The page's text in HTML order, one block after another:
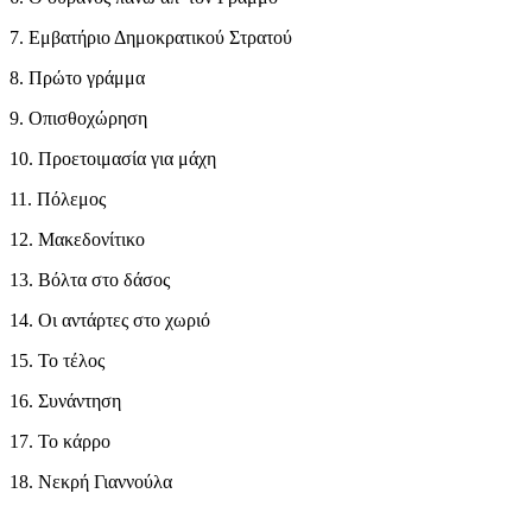
7. Εμβατήριο Δημοκρατικού Στρατού
8. Πρώτο γράμμα
9. Οπισθοχώρηση
10. Προετοιμασία για μάχη
11. Πόλεμος
12. Μακεδονίτικο
13. Βόλτα στο δάσος
14. Οι αντάρτες στο χωριό
15. Το τέλος
16. Συνάντηση
17. Το κάρρο
18. Νεκρή Γιαννούλα